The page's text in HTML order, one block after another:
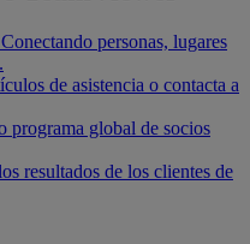
Conectando personas, lugares
de asistencia o contacta a
programa global de socios
resultados de los clientes de